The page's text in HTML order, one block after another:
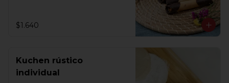
$1.640
Kuchen rústico
individual